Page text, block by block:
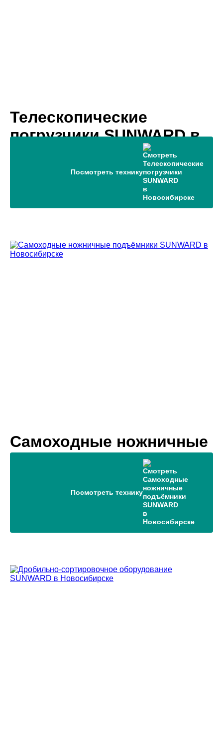
Телескопические
погрузчики SUNWARD в
Посмотреть технику
Самоходные ножничные
подъёмники SUNWARD в
Посмотреть технику